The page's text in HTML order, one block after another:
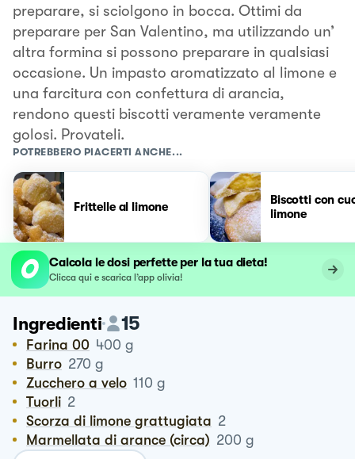
preparare, si sciolgono in bocca. Ottimi da
preparare per San Valentino, ma utilizzando un’
altra formina si possono preparare in qualsiasi
occasione. Un impasto aromatizzato al limone e
una farcitura con confettura di arancia,
rendono questi biscotti veramente veramente
golosi. Provateli.
POTREBBERO PIACERTI ANCHE...
Frittelle al limone
Biscotti con
limone
Calcola le dosi perfette per la tua dieta!
Clicca qui e scarica l’app olivia!
Ingredienti 15
Farina 00 400 g
Burro 270 g
Zucchero a velo 110 g
Tuorli 2
Scorza di limone grattugiata 2
Marmellata di arance (circa) 200 g